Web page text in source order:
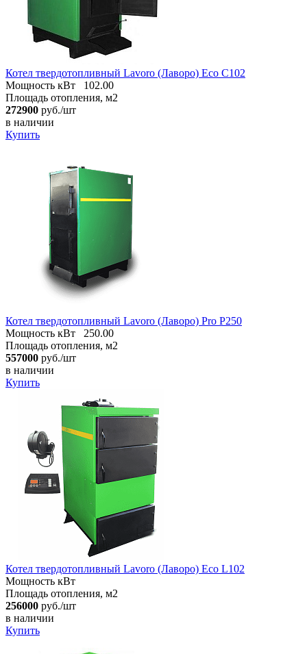
Котел твердотопливный Lavoro (Лаворо) Eco С102
Мощность кВт
102.00
Площадь отопления, м2
272900 руб./шт
в наличии
Купить
Котел твердотопливный Lavoro (Лаворо) Pro Р250
Мощность кВт
250.00
Площадь отопления, м2
557000 руб./шт
в наличии
Купить
Котел твердотопливный Lavoro (Лаворо) Eco L102
Мощность кВт
Площадь отопления, м2
256000 руб./шт
в наличии
Купить